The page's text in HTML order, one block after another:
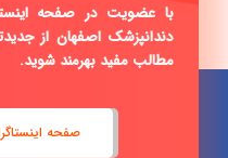
با عضویت در صفحه
دندانپزشک اصفهان از
مطالب مفید بهرمند شوید.
صفحه